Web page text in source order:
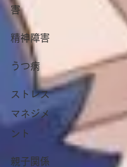
害
精神障害
うつ病
ストレス
マネジメ
ント
親子関係